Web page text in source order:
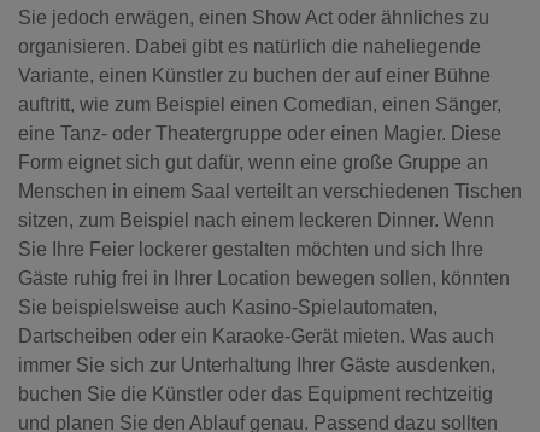
Sie jedoch erwägen, einen Show Act oder ähnliches zu
organisieren. Dabei gibt es natürlich die naheliegende
Variante, einen Künstler zu buchen der auf einer Bühne
auftritt, wie zum Beispiel einen Comedian, einen Sänger,
eine Tanz- oder Theatergruppe oder einen Magier. Diese
Form eignet sich gut dafür, wenn eine große Gruppe an
Menschen in einem Saal verteilt an verschiedenen Tischen
sitzen, zum Beispiel nach einem leckeren Dinner. Wenn
Sie Ihre Feier lockerer gestalten möchten und sich Ihre
Gäste ruhig frei in Ihrer Location bewegen sollen, könnten
Sie beispielsweise auch Kasino-Spielautomaten,
Dartscheiben oder ein Karaoke-Gerät mieten. Was auch
immer Sie sich zur Unterhaltung Ihrer Gäste ausdenken,
buchen Sie die Künstler oder das Equipment rechtzeitig
und planen Sie den Ablauf genau. Passend dazu sollten